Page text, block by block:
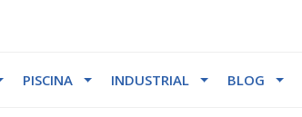
PISCINA INDUSTRIAL BLOG